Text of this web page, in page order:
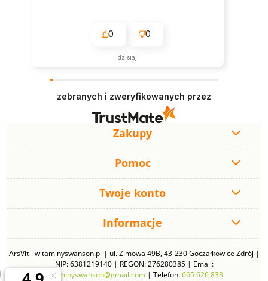
0 0
dzisiaj
zebranych i zweryfikowanych przez
Zakupy
Pomoc
Twoje konto
Informacje
ArsVit - witaminyswanson.pl | ul. Zimowa 49B, 43-230 Goczałkowice Zdrój |
NIP: 6381219140 | REGON: 276280385 | Email:
witaminyswanson@gmail.com | Telefon:665 626 833